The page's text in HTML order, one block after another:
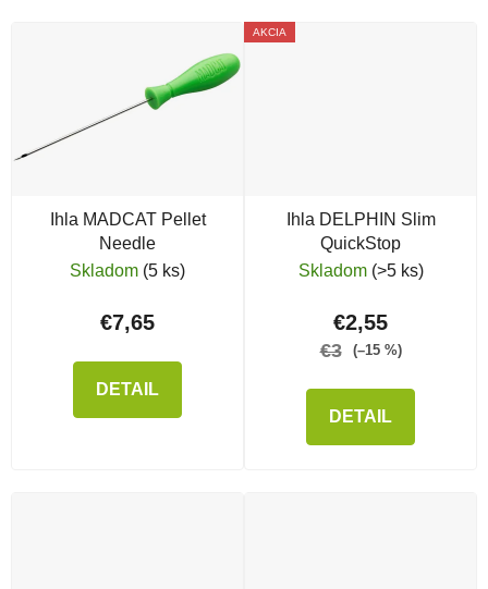
Ihla MADCAT Pellet
Needle
Skladom (5 ks)
€7,65
DETAIL
AKCIA
Ihla DELPHIN Slim
QuickStop
Skladom (>5 ks)
€2,55
€3 (–15 %)
DETAIL